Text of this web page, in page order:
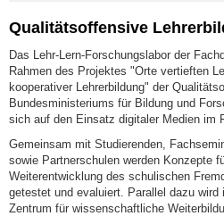
Qualitätsoffensive
Das Lehr-Lern-Forschungslabor der
Rahmen des Projektes "Orte vertieften
kooperativer Lehrerbildung" der
Bundesministeriums für Bildung und
sich auf den Einsatz digitaler Medien im
Gemeinsam mit Studierenden,
sowie Partnerschulen werden Konzepte
Weiterentwicklung des schulischen
getestet und evaluiert. Parallel dazu wird
Zentrum für wissenschaftliche